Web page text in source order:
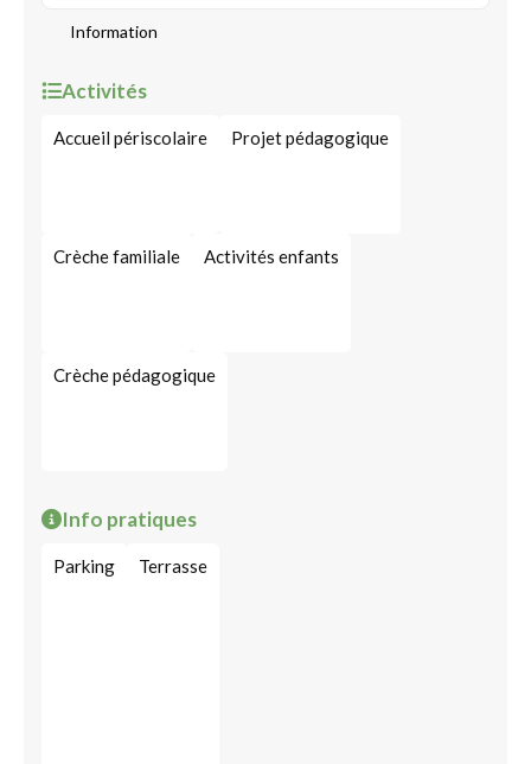
Information
Activités
Accueil périscolaire Projet pédagogique
Crèche familiale Activités enfants
Crèche pédagogique
Info pratiques
Parking Terrasse